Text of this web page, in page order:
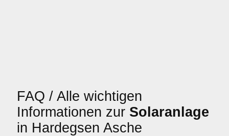
FAQ / Alle wichtigen
Informationen zur Solaranlage
in Hardegsen Asche